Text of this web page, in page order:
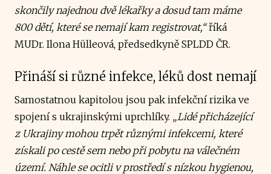
skončily najednou dvě lékařky a dosud tam máme
800 dětí, které se nemají kam registrovat,“říká
MUDr. Ilona Hülleová, předsedkyně SPLDD ČR.
Přináší si různé infekce, léků dost nemají
Samostatnou kapitolou jsou pak infekční rizika ve
spojení s ukrajinskými uprchlíky. „Lidé přicházející
z Ukrajiny mohou trpět různými infekcemi, které
získali po cestě sem nebo při pobytu na válečném
území. Náhle se ocitli v prostředí s nízkou hygienou,